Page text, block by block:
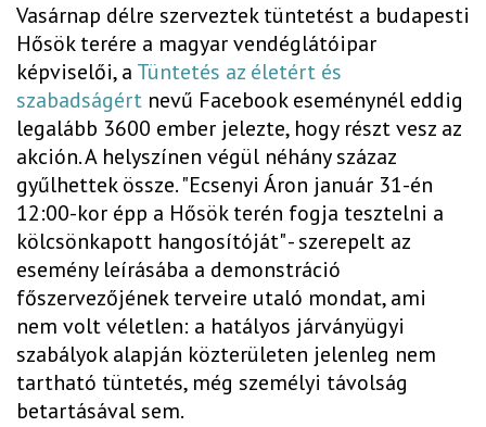
Vasárnap délre szerveztek tüntetést a budapesti
Hősök terére a magyar vendéglátóipar
képviselői, a Tüntetés az életért és
szabadságért nevű Facebook eseménynél eddig
legalább 3600 ember jelezte, hogy részt vesz az
akción. A helyszínen végül néhány százaz
gyűlhettek össze. "Ecsenyi Áron január 31-én
12:00-kor épp a Hősök terén fogja tesztelni a
kölcsönkapott hangosítóját" - szerepelt az
esemény leírásába a demonstráció
főszervezőjének terveire utaló mondat, ami
nem volt véletlen: a hatályos járványügyi
szabályok alapján közterületen jelenleg nem
tartható tüntetés, még személyi távolság
betartásával sem.